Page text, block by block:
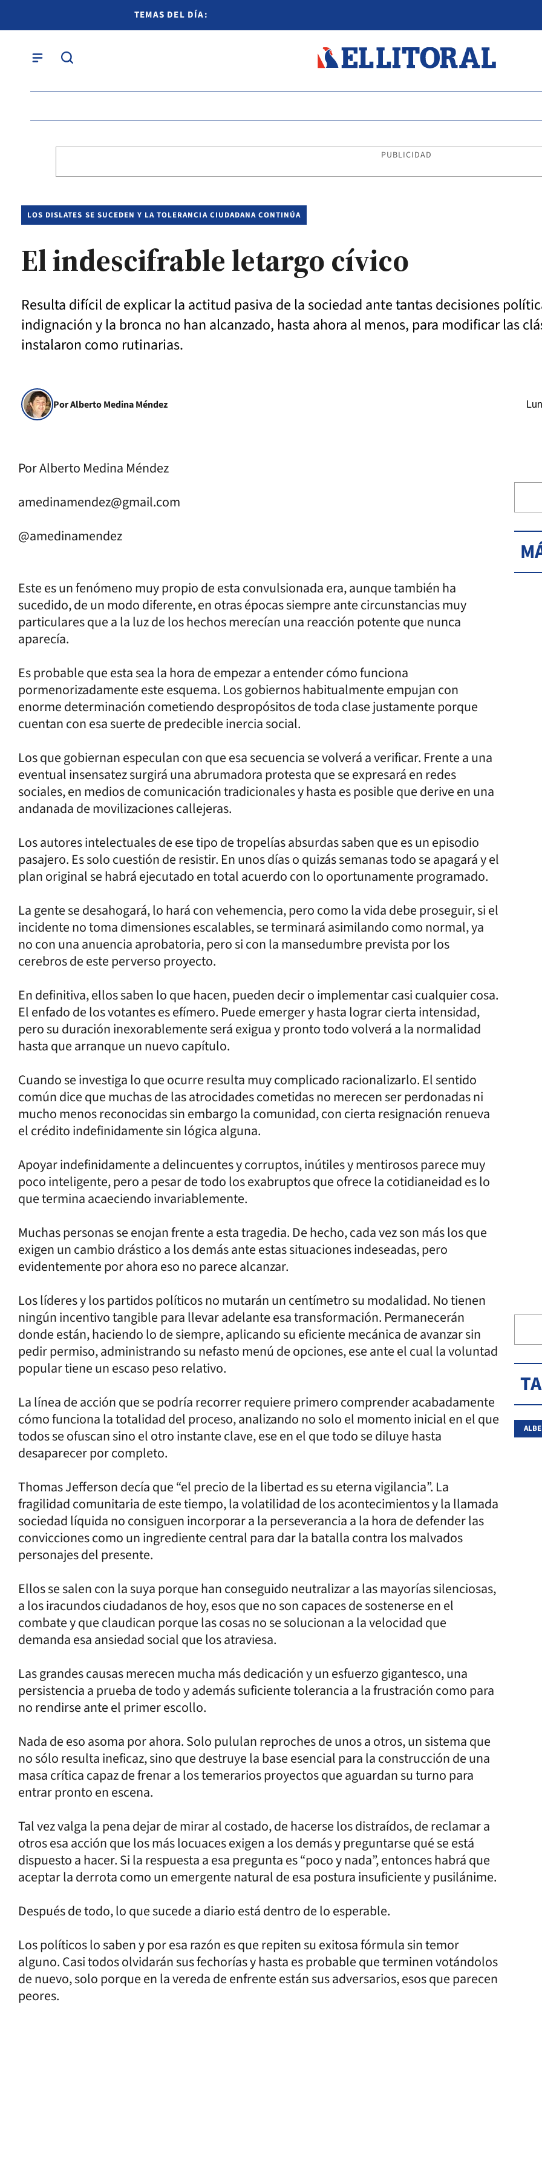
TEMAS DEL DÍA:
PUBLICIDAD
LOS DISLATES SE SUCEDEN Y LA TOLERANCIA CIUDADANA CONTINÚA
El indescifrable letargo cívico
Resulta difícil de explicar la actitud pasiva de la sociedad ante tantas decisiones
indignación y la bronca no han alcanzado, hasta ahora al menos, para modificar las
instalaron como rutinarias.
Por Alberto Medina Méndez
Por Alberto Medina Méndez
amedinamendez@gmail.com
@amedinamendez
Este es un fenómeno muy propio de esta convulsionada era, aunque también ha
sucedido, de un modo diferente, en otras épocas siempre ante circunstancias muy
particulares que a la luz de los hechos merecían una reacción potente que nunca
aparecía.
Es probable que esta sea la hora de empezar a entender cómo funciona
pormenorizadamente este esquema. Los gobiernos habitualmente empujan con
enorme determinación cometiendo despropósitos de toda clase justamente porque
cuentan con esa suerte de predecible inercia social.
Los que gobiernan especulan con que esa secuencia se volverá a verificar. Frente a una
eventual insensatez surgirá una abrumadora protesta que se expresará en redes
sociales, en medios de comunicación tradicionales y hasta es posible que derive en una
andanada de movilizaciones callejeras.
Los autores intelectuales de ese tipo de tropelías absurdas saben que es un episodio
pasajero. Es solo cuestión de resistir. En unos días o quizás semanas todo se apagará y el
plan original se habrá ejecutado en total acuerdo con lo oportunamente programado.
La gente se desahogará, lo hará con vehemencia, pero como la vida debe proseguir, si el
incidente no toma dimensiones escalables, se terminará asimilando como normal, ya
no con una anuencia aprobatoria, pero si con la mansedumbre prevista por los
cerebros de este perverso proyecto.
En definitiva, ellos saben lo que hacen, pueden decir o implementar casi cualquier cosa.
El enfado de los votantes es efímero. Puede emerger y hasta lograr cierta intensidad,
pero su duración inexorablemente será exigua y pronto todo volverá a la normalidad
hasta que arranque un nuevo capítulo.
Cuando se investiga lo que ocurre resulta muy complicado racionalizarlo. El sentido
común dice que muchas de las atrocidades cometidas no merecen ser perdonadas ni
mucho menos reconocidas sin embargo la comunidad, con cierta resignación renueva
el crédito indefinidamente sin lógica alguna.
Apoyar indefinidamente a delincuentes y corruptos, inútiles y mentirosos parece muy
poco inteligente, pero a pesar de todo los exabruptos que ofrece la cotidianeidad es lo
que termina acaeciendo invariablemente.
Muchas personas se enojan frente a esta tragedia. De hecho, cada vez son más los que
exigen un cambio drástico a los demás ante estas situaciones indeseadas, pero
evidentemente por ahora eso no parece alcanzar.
Los líderes y los partidos políticos no mutarán un centímetro su modalidad. No tienen
ningún incentivo tangible para llevar adelante esa transformación. Permanecerán
donde están, haciendo lo de siempre, aplicando su eficiente mecánica de avanzar sin
pedir permiso, administrando su nefasto menú de opciones, ese ante el cual la voluntad
popular tiene un escaso peso relativo.
La línea de acción que se podría recorrer requiere primero comprender acabadamente
cómo funciona la totalidad del proceso, analizando no solo el momento inicial en el que
todos se ofuscan sino el otro instante clave, ese en el que todo se diluye hasta
desaparecer por completo.
Thomas Jefferson decía que “el precio de la libertad es su eterna vigilancia”. La
fragilidad comunitaria de este tiempo, la volatilidad de los acontecimientos y la llamada
sociedad líquida no consiguen incorporar a la perseverancia a la hora de defender las
convicciones como un ingrediente central para dar la batalla contra los malvados
personajes del presente.
Ellos se salen con la suya porque han conseguido neutralizar a las mayorías silenciosas,
a los iracundos ciudadanos de hoy, esos que no son capaces de sostenerse en el
combate y que claudican porque las cosas no se solucionan a la velocidad que
demanda esa ansiedad social que los atraviesa.
Las grandes causas merecen mucha más dedicación y un esfuerzo gigantesco, una
persistencia a prueba de todo y además suficiente tolerancia a la frustración como para
no rendirse ante el primer escollo.
Nada de eso asoma por ahora. Solo pululan reproches de unos a otros, un sistema que
no sólo resulta ineficaz, sino que destruye la base esencial para la construcción de una
masa crítica capaz de frenar a los temerarios proyectos que aguardan su turno para
entrar pronto en escena.
Tal vez valga la pena dejar de mirar al costado, de hacerse los distraídos, de reclamar a
otros esa acción que los más locuaces exigen a los demás y preguntarse qué se está
dispuesto a hacer. Si la respuesta a esa pregunta es “poco y nada”, entonces habrá que
aceptar la derrota como un emergente natural de esa postura insuficiente y pusilánime.
Después de todo, lo que sucede a diario está dentro de lo esperable.
Los políticos lo saben y por esa razón es que repiten su exitosa fórmula sin temor
alguno. Casi todos olvidarán sus fechorías y hasta es probable que terminen votándolos
de nuevo, solo porque en la vereda de enfrente están sus adversarios, esos que parecen
peores.